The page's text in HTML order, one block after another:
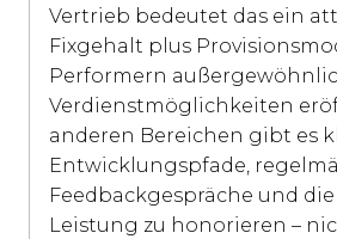
Vertrieb bedeutet das ein
Fixgehalt plus
Performern
Verdienstmöglichkeiten
anderen Bereichen gibt es
Entwicklungspfade,
Feedbackgespräche und
Leistung zu honorieren –